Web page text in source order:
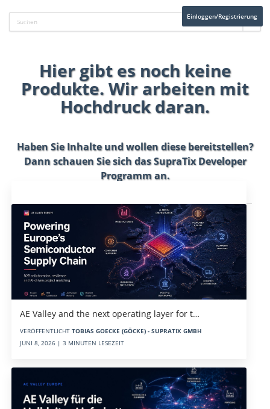
Einloggen/Registrierung
Hier gibt es noch keine
Produkte. Wir arbeiten mit
Hochdruck daran.
Haben Sie Inhalte und wollen diese bereitstellen?
Dann schauen Sie sich dasSupraTix Developer
Programman.
AE Valley and the next operating layer for t…
VERÖFFENTLICHT TOBIAS GOECKE (GÖCKE) - SUPRATIX GMBH
JUNI 8, 2026 | 3 MINUTEN LESEZEIT